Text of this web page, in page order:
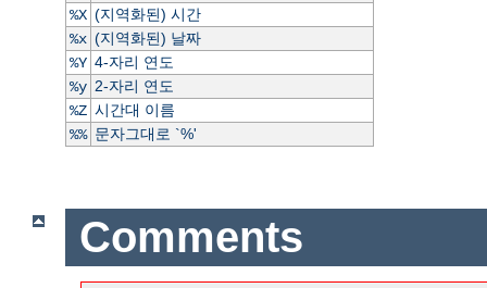
%X (지역화된) 시간
%x (지역화된) 날짜
%Y 4-자리 연도
%y 2-자리 연도
%Z 시간대 이름
%% 문자그대로 `%'
Comments